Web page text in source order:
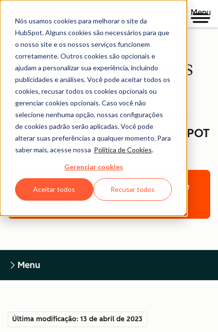
Nós usamos cookies para melhorar o site da
HubSpot. Alguns cookies são necessários para que
o nosso site e os nossos serviços funcionem
corretamente. Outros cookies são opcionais e
ajudam a personalizar sua experiência, incluindo
publicidades e análises. Você pode aceitar todos os
cookies, recusar todos os cookies opcionais ou
gerenciar cookies opcionais. Caso você não
selecione nenhuma opção, nossas configurações
de cookies padrão serão aplicadas. Você pode
alterar suas preferências a qualquer momento. Para
saber mais, acesse nossa Política de Cookies.
Gerenciar cookies
Aceitar todos Recusar todos
Menu
Centro de recursos
jurídicos
ACORDO DO PROGRAMA DE
GRUPOS DE USUÁRIOS DA HUBSPOT
(HUB)
Voltar à página principal do Centro de
recursos jurídicos
Menu
Última modificação: 13 de abril de 2023